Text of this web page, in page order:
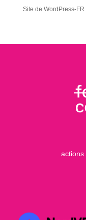
Site de WordPress-FR
actions